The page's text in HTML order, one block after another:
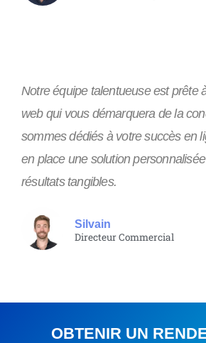
Notre équipe talentueuse est prête
web qui vous démarquera de la
sommes dédiés à votre succès en
en place une solution
résultats tangibles.
Silvain
Directeur Commercial
OBTENIR UN